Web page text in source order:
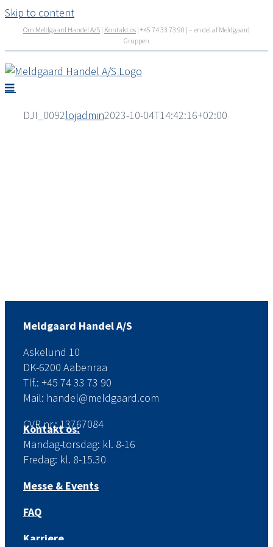
Skip to content
Om Meldgaard Handel A/S | Kontakt os | +45 74 33 73 90 | – en del af Meldgaard
Gruppen
DJI_0092lojadmin2023-10-04T14:42:16+02:00
Meldgaard Handel A/S
Askelund 10
DK-6200 Aabenraa
Tlf.: +45 74 33 73 90
Mail: handel@meldgaard.com
CVR.nr.: 13767084
Kontakt os:
Mandag-torsdag: kl. 8-16
Fredag: kl. 8-15.30
Messe & Events
FAQ
Karriere